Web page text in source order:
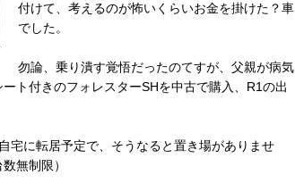
付けて、考えるのが怖いくらいお金を掛けた？車
でした。
勿論、乗り潰す覚悟だったのてすが、父親が病気
ト付きのフォレスターSHを中古で購入、R1の出
宅に転居予定で、そうなると置き場がありませ
無制限）